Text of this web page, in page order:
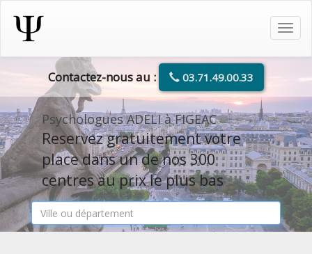
Contactez-nous au : 03.71.49.00.33
Psychologues ADELI à FIGEAC
Reservez gratuitement votre
place dans un de nos 300
centres au prix le plus bas